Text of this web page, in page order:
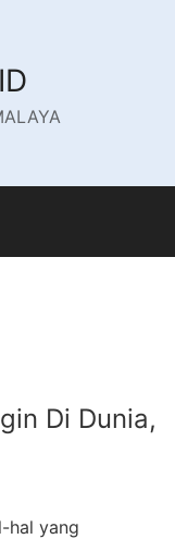
Di Dunia,
hal yang